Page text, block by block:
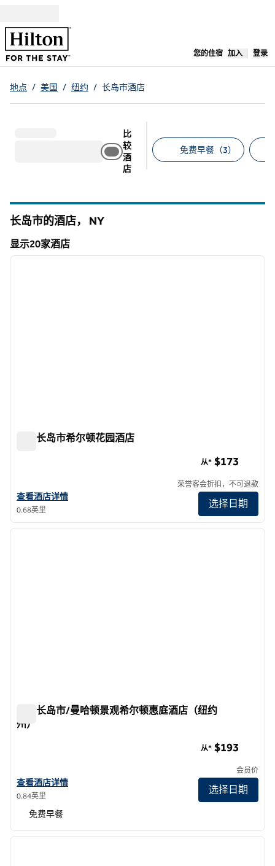
您的住宿, 在新标签
加入 登录
地点 / 美国 / 纽约 / 长岛市酒店
比
较
酒
店
免费早餐（3）
长岛市的酒店， NY
显示20家酒店
显示20家酒店
1/12
下一
纽约长岛市希尔顿花园酒店
查看希尔顿花园酒店长岛市纽约的酒店详情
查看酒店详情
0.68英里
从* $173
荣誉客会折扣，不可退款
选择日期
1/12
1/12
下一
纽约长岛市/曼哈顿景观希尔顿惠庭酒店（纽约
州）
查看希尔顿惠庭酒店纽约长岛市/曼哈顿景观, NY的酒店详情
查看酒店详情
0.84英里
从* $193
会员价
选择日期
免费早餐
1/4
下一